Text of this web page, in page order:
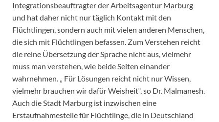
Integrationsbeauftragter der Arbeitsagentur Marburg
und hat daher nicht nur täglich Kontakt mit den
Flüchtlingen, sondern auch mit vielen anderen Menschen,
die sich mit Flüchtlingen befassen. Zum Verstehen reicht
die reine Übersetzung der Sprache nicht aus, vielmehr
muss man verstehen, wie beide Seiten einander
wahrnehmen. „ Für Lösungen reicht nicht nur Wissen,
vielmehr brauchen wir dafür Weisheit“, so Dr. Malmanesh.
Auch die Stadt Marburg ist inzwischen eine
Erstaufnahmestelle für Flüchtlinge, die in Deutschland